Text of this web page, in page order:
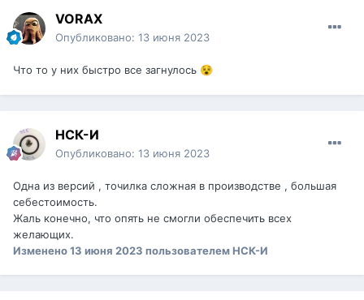
VORAX
Опубликовано: 13 июня 2023
Что то у них быстро все загнулось 😵
НСК-И
Опубликовано: 13 июня 2023
Одна из версий , точилка сложная в производстве , большая
себестоимость.
Жаль конечно, что опять не смогли обеспечить всех
желающих.
Изменено13 июня 2023 пользователем НСК-И